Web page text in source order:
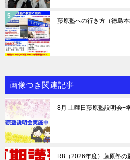
藤原塾への行き方（徳島本
画像つき関連記事
8月 土曜日藤原塾説明会+
R8（2026年度）藤原塾の